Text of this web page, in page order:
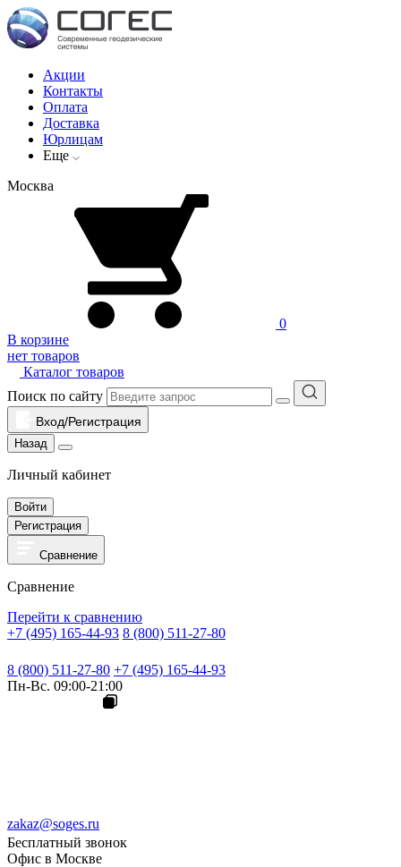
Акции
Контакты
Оплата
Доставка
Юрлицам
Еще
Москва
0
В корзине
нет товаров
Каталог товаров
Поиск по сайту
Вход/Регистрация
Назад
Личный кабинет
Войти
Регистрация
Сравнение
Сравнение
Перейти к сравнению
+7 (495) 165-44-93 8 (800) 511-27-80
8 (800) 511-27-80 +7 (495) 165-44-93
Пн-Вс. 09:00-21:00
zakaz@soges.ru
Бесплатный звонок
Офис в Москве